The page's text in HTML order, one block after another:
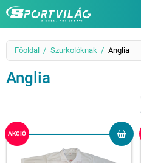
Sportvilág
Főoldal Szurkolóknak Anglia
Anglia
AKCIÓ